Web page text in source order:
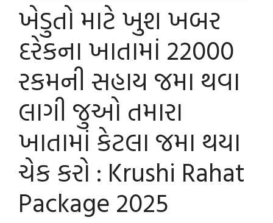
ખેડુતો માટે ખુશ ખબર
દરેકના ખાતામાં 22000
રકમની સહાય જમા થવા
લાગી જુઓ તમારા
ખાતામાં કેટલા જમા થયા
ચેક કરો : Krushi Rahat
Package 2025